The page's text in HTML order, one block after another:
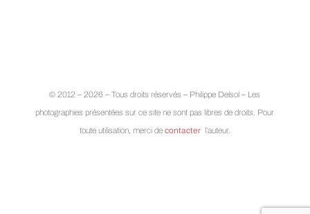
© 2012 – 2026 – Tous droits réservés – Philippe Delsol – Les
photographies présentées sur ce site ne sont pas libres de droits. Pour
toute utilisation, merci de contacterl’auteur.